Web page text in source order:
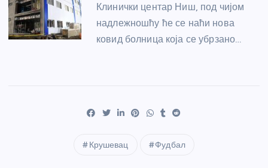
Клинички центар Ниш, под чијом
надлежношћу ће се наћи нова
ковид болница која се убрзано…
Крушевац Фудбал